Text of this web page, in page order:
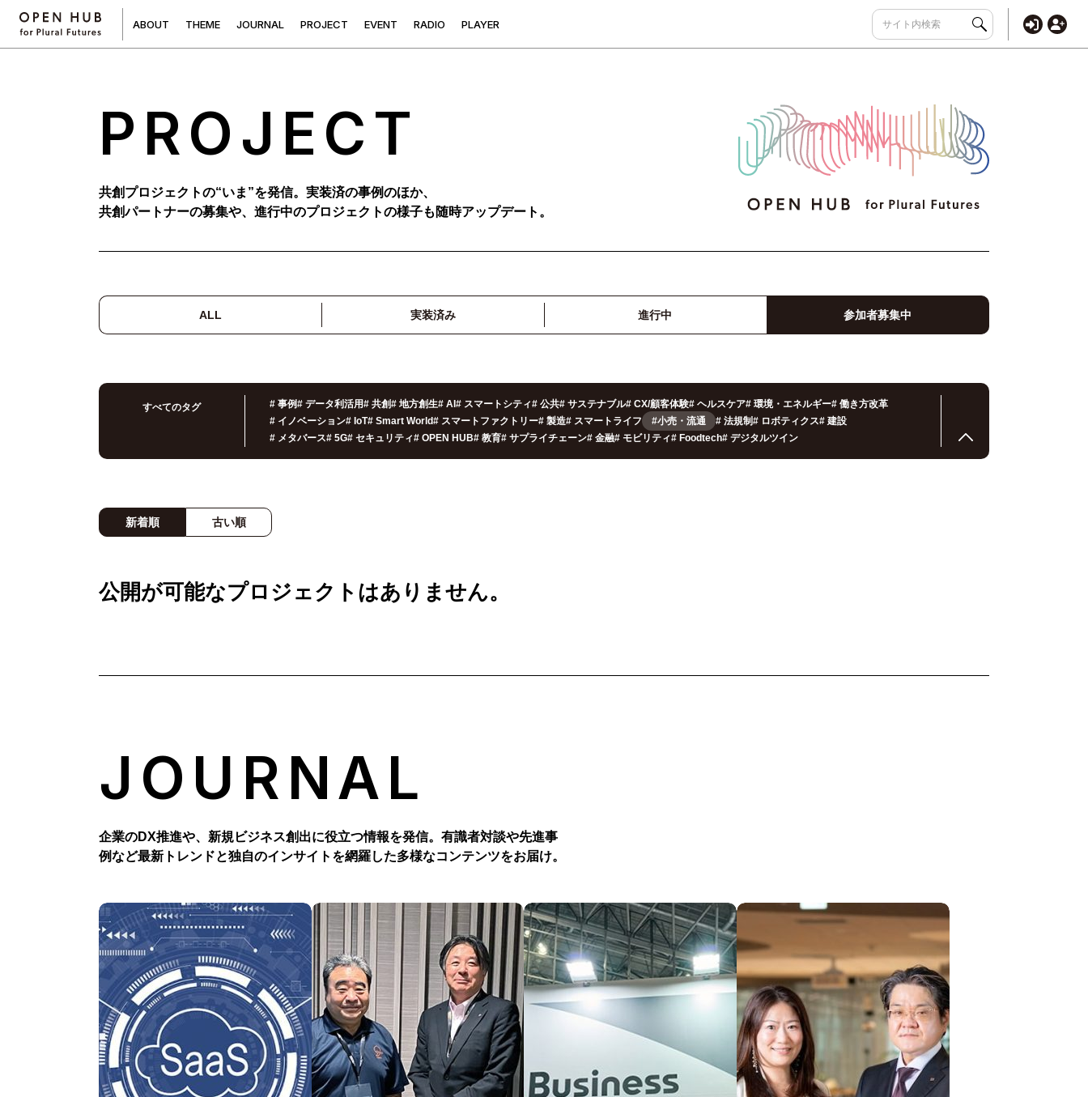
ABOUT THEME JOURNAL PROJECT EVENT RADIO PLAYER
PROJECT
共創プロジェクトの“いま”を発信。実装済の事例のほか、
共創パートナーの募集や、進行中のプロジェクトの様子も随時アップデート。
ALL 実装済み 進行中 参加者募集中
すべてのタグ # 事例# データ利活用# 共創# 地方創生# AI # スマートシティ# 公共# サステナブル# CX/顧客体験# ヘルスケア# 環境・エネルギー# 働き方改革
# イノベーション# IoT# Smart World# スマートファクトリー# 製造# スマートライフ #小売・流通 # 法規制# ロボティクス# 建設
# メタバース# 5G# セキュリティ# OPEN HUB# 教育# サプライチェーン# 金融# モビリティ# Foodtech# デジタルツイン
新着順 古い順
公開が可能なプロジェクトはありません。
JOURNAL
企業のDX推進や、新規ビジネス創出に役立つ情報を発信。有識者対談や先進事
例など最新トレンドと独自のインサイトを網羅した多様なコンテンツをお届け。